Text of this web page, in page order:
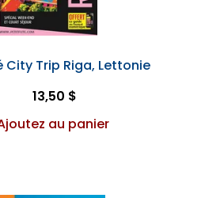
City Trip Riga, Lettonie
13,50 $
au panier